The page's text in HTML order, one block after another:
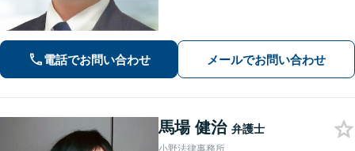
示談交渉【法テラス相談利用可※事件
電話でお問い合わせ メールでお問い合わせ
馬場 健治 弁護士
小野法律事務所